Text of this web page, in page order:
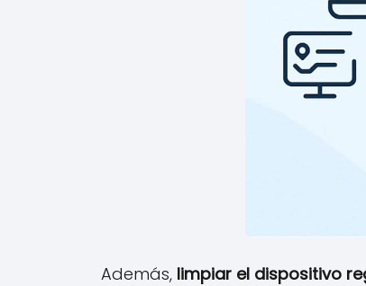
Además, limpiar el dispositivo